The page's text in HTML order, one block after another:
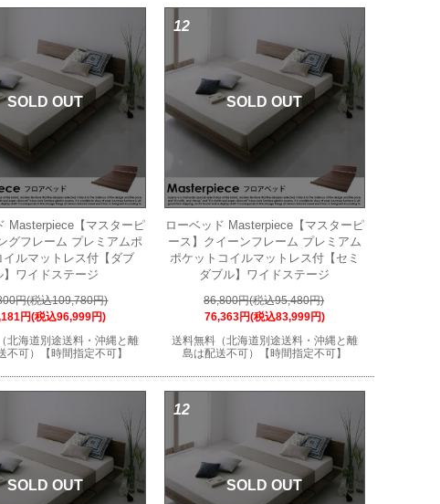
SOLD OUT
Masterpiece【マスターピ
グフレーム プレミアムポ
イルマットレス付【ダブ
】ワイドステージ
円(税込109,780円)
円(税込96,999円)
北海道別途送料・沖縄と離
不可）【時間指定不可】
12
SOLD OUT
ローベッド Masterpiece【マスターピ
ース】クイーンフレーム プレミアム
ポケットコイルマットレス付【セミ
ダブル】ワイドステージ
86,800円(税込95,480円)
76,363円(税込83,999円)
送料無料（北海道別途送料・沖縄と離
島は配送不可）【時間指定不可】
SOLD OUT
12
SOLD OUT